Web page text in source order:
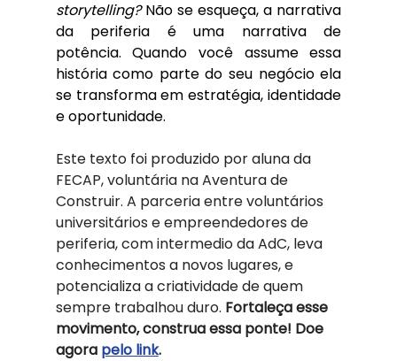
storytelling? Não se esqueça, a narrativa
da periferia é uma narrativa de
potência. Quando você assume essa
história como parte do seu negócio ela
se transforma em estratégia, identidade
e oportunidade.
Este texto foi produzido por aluna da
FECAP, voluntária na Aventura de
Construir. A parceria entre voluntários
universitários e empreendedores de
periferia, com intermedio da AdC, leva
conhecimentos a novos lugares, e
potencializa a criatividade de quem
sempre trabalhou duro. Fortaleça esse
movimento, construa essa ponte! Doe
agora pelo link.